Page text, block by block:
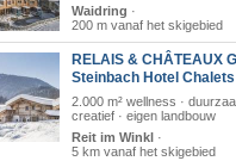
Waidring ·
200 m vanaf het skigebied
RELAIS & CHÂTEAUX
Steinbach Hotel Chalets
2.000 m² wellness ·
creatief · eigen landbouw
Reit im Winkl ·
5 km vanaf het skigebied